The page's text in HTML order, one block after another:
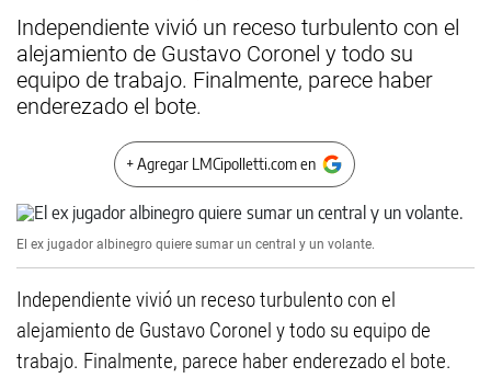
Independiente vivió un receso turbulento con el
alejamiento de Gustavo Coronel y todo su
equipo de trabajo. Finalmente, parece haber
enderezado el bote.
+ Agregar LMCipolletti.com en
El ex jugador albinegro quiere sumar un central y un volante.
Independiente vivió un receso turbulento con el
alejamiento de Gustavo Coronel y todo su equipo de
trabajo. Finalmente, parece haber enderezado el bote.